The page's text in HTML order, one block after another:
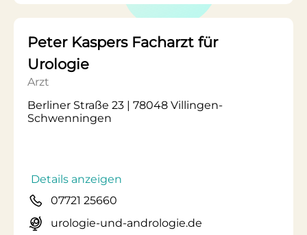
Peter Kaspers Facharzt für
Urologie
Arzt
Berliner Straße 23 | 78048 Villingen-
Schwenningen
Details anzeigen
07721 25660
urologie-und-andrologie.de